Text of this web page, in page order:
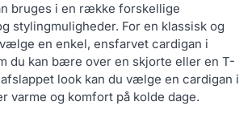
bruges i en række forskellige
stylingmuligheder. For en klassisk og
en enkel, ensfarvet cardigan i
du kan bære over en skjorte eller en T-
look kan du vælge en cardigan i
varme og komfort på kolde dage.